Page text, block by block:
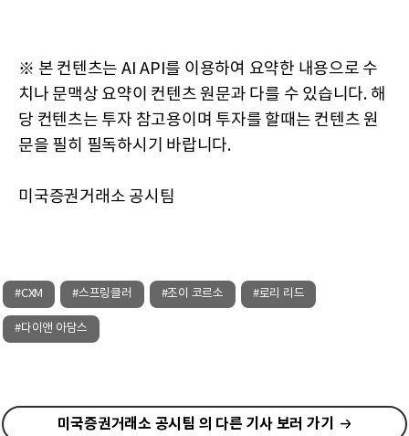
※ 본 컨텐츠는 AI API를 이용하여 요약한 내용으로 수
치나 문맥상 요약이 컨텐츠 원문과 다를 수 있습니다. 해
당 컨텐츠는 투자 참고용이며 투자를 할때는 컨텐츠 원
문을 필히 필독하시기 바랍니다.
미국증권거래소 공시팀
#CXM #스프링클러 #조이 코르소 #로리 리드
#다이앤 아담스
미국증권거래소 공시팀 의 다른 기사 보러 가기